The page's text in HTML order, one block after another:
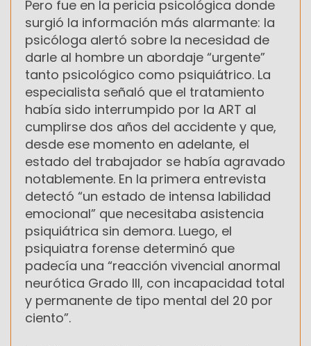
Pero fue en la pericia psicológica donde
surgió la información más alarmante: la
psicóloga alertó sobre la necesidad de
darle al hombre un abordaje “urgente”
tanto psicológico como psiquiátrico. La
especialista señaló que el tratamiento
había sido interrumpido por la ART al
cumplirse dos años del accidente y que,
desde ese momento en adelante, el
estado del trabajador se había agravado
notablemente. En la primera entrevista
detectó “un estado de intensa labilidad
emocional” que necesitaba asistencia
psiquiátrica sin demora. Luego, el
psiquiatra forense determinó que
padecía una “reacción vivencial anormal
neurótica Grado III, con incapacidad total
y permanente de tipo mental del 20 por
ciento”.